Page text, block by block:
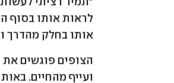
אותו בחלק מהדרך